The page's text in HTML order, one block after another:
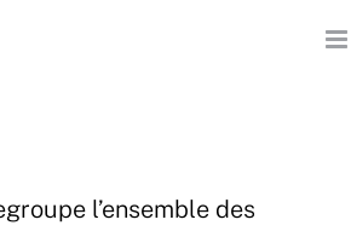
l’ensemble des